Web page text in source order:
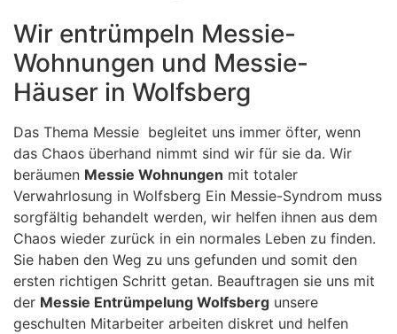
Wir entrümpeln Messie-
Wohnungen und Messie-
Häuser in Wolfsberg
Das Thema Messie begleitet uns immer öfter, wenn
das Chaos überhand nimmt sind wir für sie da. Wir
beräumen Messie Wohnungen mit totaler
Verwahrlosung in Wolfsberg Ein Messie-Syndrom muss
sorgfältig behandelt werden, wir helfen ihnen aus dem
Chaos wieder zurück in ein normales Leben zu finden.
Sie haben den Weg zu uns gefunden und somit den
ersten richtigen Schritt getan. Beauftragen sie uns mit
der Messie Entrümpelung Wolfsberg unsere
geschulten Mitarbeiter arbeiten diskret und helfen